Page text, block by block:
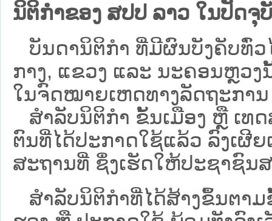
ນິຕິກຳຂອງ ສປປ ລາວ ໃນປັດ
ບັນດານິຕິກໍາ ທີ່ມີຜົນບັງຄັບທົ່
ກາງ, ແຂວງ ແລະ ນະຄອນຫຼວ
ໃນຈົດໝາຍເຫດທາງລັດຖະການ
ສຳລັບນິ​ຕິ​ກຳ ຂັ້ນເມືອງ ຫຼື ເທ
ຕົນທີ່ໄດ້ປະກາດໃຊ້ແລ້ວ ລົງ​ເຜີ
ສະຖານທີ່ ຊຶ່ງເຮັດໃຫ້ປະຊາຊົນສ
ສໍາລັບນິຕິກໍາທີ່ໄດ້ສ້າງຂຶ້ນຕາ